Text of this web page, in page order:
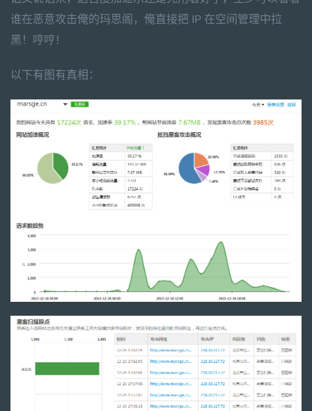
谁在恶意攻击俺的玛思阁，俺直接把 IP 在空间管理中拉
黑！哼哼！
以下有图有真相：